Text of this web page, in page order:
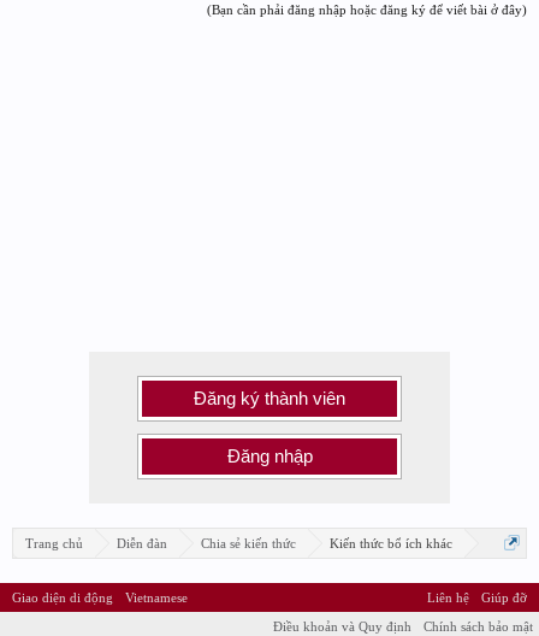
(Bạn cần phải đăng nhập hoặc đăng ký để viết bài ở đây)
Đăng ký thành viên
Đăng nhập
Trang chủ Diễn đàn Chia sẻ kiến thức Kiến thức bổ ích khác
Giao diện di động Vietnamese Liên hệ
Giúp đỡ
Điều khoản và Quy định
Chính sách bảo mật